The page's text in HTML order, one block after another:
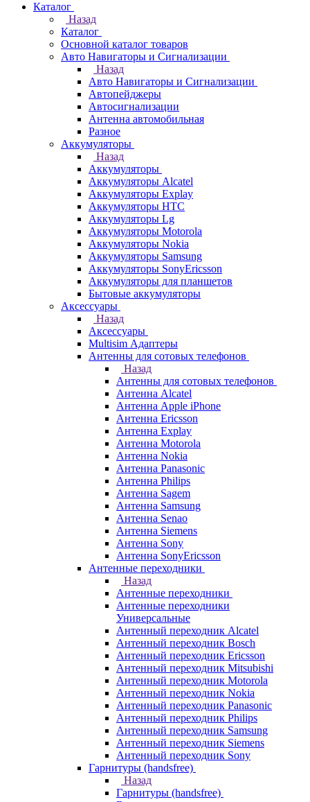
Каталог
Назад
Каталог
Основной каталог товаров
Авто Навигаторы и Сигнализации
Назад
Авто Навигаторы и Сигнализации
Автопейджеры
Автосигнализации
Антенна автомобильная
Разное
Аккумуляторы
Назад
Аккумуляторы
Аккумуляторы Alcatel
Аккумуляторы Explay
Аккумуляторы HTC
Аккумуляторы Lg
Аккумуляторы Motorola
Аккумуляторы Nokia
Аккумуляторы Samsung
Аккумуляторы SonyEricsson
Аккумуляторы для планшетов
Бытовые аккумуляторы
Аксессуары
Назад
Аксессуары
Multisim Адаптеры
Антенны для сотовых телефонов
Назад
Антенны для сотовых телефонов
Антенна Alcatel
Антенна Apple iPhone
Антенна Ericsson
Антенна Explay
Антенна Motorola
Антенна Nokia
Антенна Panasonic
Антенна Philips
Антенна Sagem
Антенна Samsung
Антенна Senao
Антенна Siemens
Антенна Sony
Антенна SonyEricsson
Антенные переходники
Назад
Антенные переходники
Антенные переходники
Универсальные
Антенный переходник Alcatel
Антенный переходник Bosch
Антенный переходник Ericsson
Антенный переходник Mitsubishi
Антенный переходник Motorola
Антенный переходник Nokia
Антенный переходник Panasonic
Антенный переходник Philips
Антенный переходник Samsung
Антенный переходник Siemens
Антенный переходник Sony
Гарнитуры (handsfree)
Назад
Гарнитуры (handsfree)